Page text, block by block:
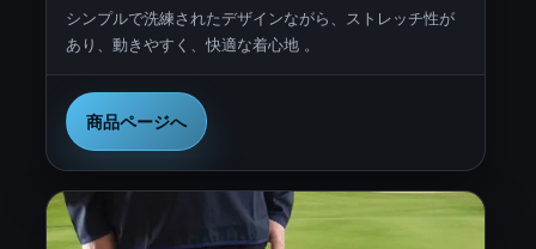
シンプルで洗練されたデザインながら、ストレッチ性が
あり、動きやすく、快適な着心地 。
商品ページへ